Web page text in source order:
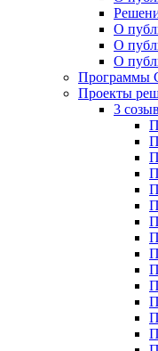
О
О
О
Программы
Проекты
3 созыв